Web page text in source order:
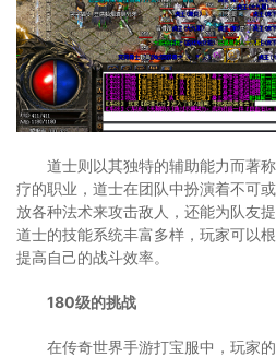
道士则以其独特的辅助能力而著
疗的职业，道士在团队中扮演着不可
放各种法术来攻击敌人，还能为队友
道士的技能系统丰富多样，玩家可以
提高自己的战斗效率。
180级的挑战
在传奇世界手游打宝服中，玩家